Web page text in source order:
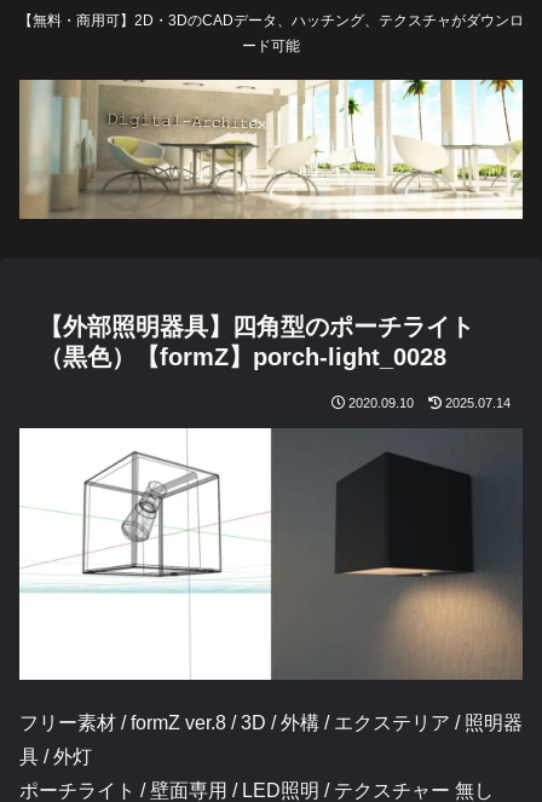
【無料・商用可】2D・3DのCADデータ、ハッチング、テクスチャがダウンロ
ード可能
【外部照明器具】四角型のポーチライト
（黒色）【formZ】porch-light_0028
2020.09.10 2025.07.14
フリー素材 / formZ ver.8 / 3D / 外構 / エクステリア / 照明器
具 / 外灯
ポーチライト / 壁面専用 / LED照明 / テクスチャー 無し